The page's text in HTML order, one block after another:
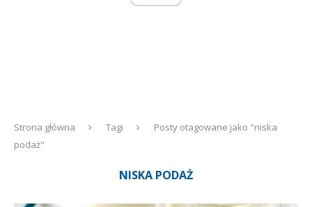
Strona główna Tagi
Posty otagowane jako "niska
podaż"
NISKA PODAŻ